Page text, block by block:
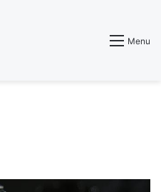
Menu